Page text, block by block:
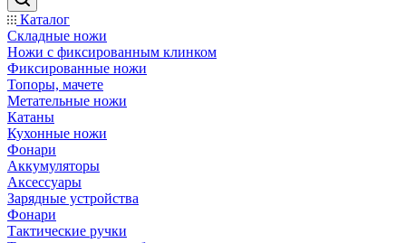
Каталог
Складные ножи
Ножи с фиксированным клинком
Фиксированные ножи
Топоры, мачете
Метательные ножи
Катаны
Кухонные ножи
Фонари
Аккумуляторы
Аксессуары
Зарядные устройства
Фонари
Тактические ручки